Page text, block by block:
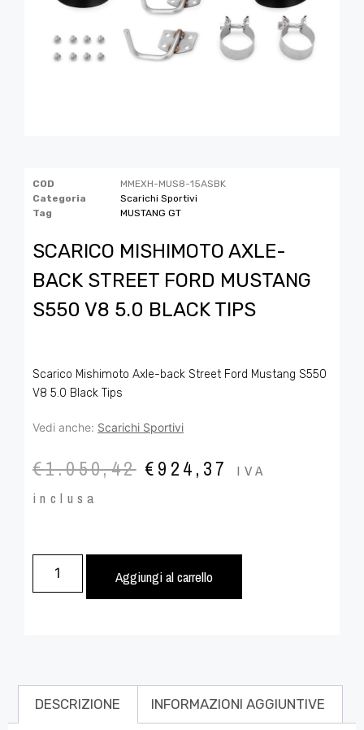
COD
MMEXH-MUS8-15ASBK
Categoria
Scarichi Sportivi
Tag
MUSTANG GT
SCARICO MISHIMOTO AXLE-
BACK STREET FORD MUSTANG
S550 V8 5.0 BLACK TIPS
Scarico Mishimoto Axle-back Street Ford Mustang S550
V8 5.0 Black Tips
Vedi anche: Scarichi Sportivi
€1.050,42 €924,37
IVA
inclusa
Aggiungi al carrello
DESCRIZIONE INFORMAZIONI AGGIUNTIVE